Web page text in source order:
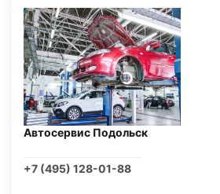
Автосервис Подольск
+7 (495) 128-01-88